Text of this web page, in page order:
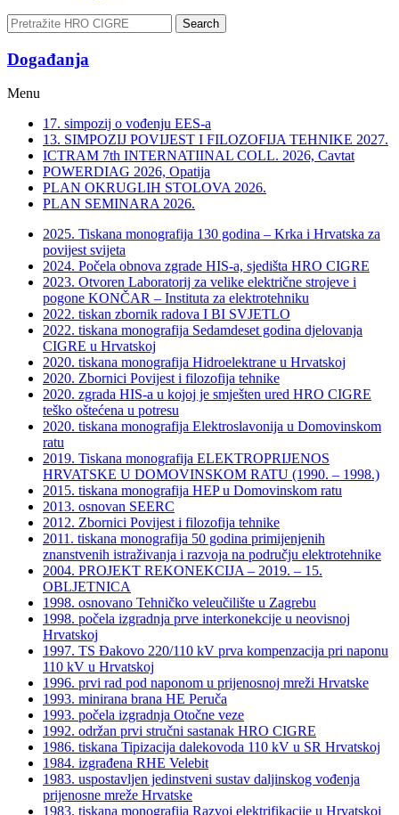
Search
Događanja​
Menu
17. simpozij o vođenju EES-a
13. SIMPOZIJ POVIJEST I FILOZOFIJA TEHNIKE 2027.
ICTRAM 7th INTERNATIINAL COLL. 2026, Cavtat
POWERDIAG 2026, Opatija
PLAN OKRUGLIH STOLOVA 2026.
PLAN SEMINARA 2026.
2025. Tiskana monografija 130 godina – Krka i Hrvatska za
povijest svijeta
2024. Počela obnova zgrade HIS-a, sjedišta HRO CIGRE
2023. Otvoren Laboratorij za velike električne strojeve i
pogone KONČAR – Instituta za elektrotehniku
2022. tiskan zbornik radova I BI SVJETLO
2022. tiskana monografija Sedamdeset godina djelovanja
CIGRE u Hrvatskoj
2020. tiskana monografija Hidroelektrane u Hrvatskoj
2020. Zbornici Povijest i filozofija tehnike
2020. zgrada HIS-a u kojoj je smješten ured HRO CIGRE
teško oštećena u potresu
2020. tiskana monografija Elektroslavonija u Domovinskom
ratu
2019. Tiskana monografija ELEKTROPRIJENOS
HRVATSKE U DOMOVINSKOM RATU (1990. – 1998.)
2015. tiskana monografija HEP u Domovinskom ratu
2013. osnovan SEERC
2012. Zbornici Povijest i filozofija tehnike
2011. tiskana monografija 50 godina primijenjenih
znanstvenih istraživanja i razvoja na području elektrotehnike
2004. PROJEKT REKONEKCIJA – 2019. – 15.
OBLJETNICA
1998. osnovano Tehničko veleučilište u Zagrebu
1998. počela izgradnja prve interkonekcije u neovisnoj
Hrvatskoj
1997. TS Đakovo 220/110 kV prva kompenzacija pri naponu
110 kV u Hrvatskoj
1996. prvi rad pod naponom u prijenosnoj mreži Hrvatske
1993. minirana brana HE Peruča
1993. počela izgradnja Otočne veze
1992. održan prvi stručni sastanak HRO CIGRE
1986. tiskana Tipizacija dalekovoda 110 kV u SR Hrvatskoj
1984. izgrađena RHE Velebit
1983. uspostavljen jedinstveni sustav daljinskog vođenja
prijenosne mreže Hrvatske
1983. tiskana monografija Razvoj elektrifikacije u Hrvatskoj